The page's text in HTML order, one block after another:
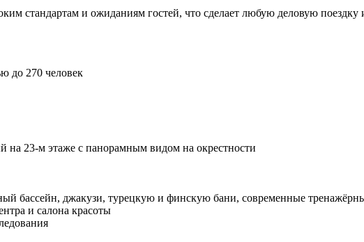
стандартам и ожиданиям гостей, что сделает любую деловую
до 270 человек
23-м этаже с панорамным видом на окрестности
бассейн, джакузи, турецкую и финскую бани, современные
и салона красоты